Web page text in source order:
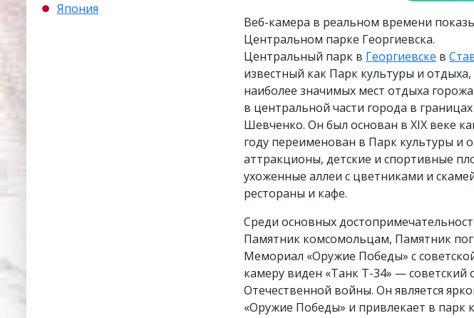
Япония
Веб-камера в реальном времени
Центральном парке Георгиевска.
Центральный парк в Георгиевске в
известный как Парк культуры и
наиболее значимых мест отдыха
в центральной части города в
Шевченко. Он был основан в XIX веке
году переименован в Парк культуры и
аттракционы, детские и спортивные
ухоженные аллеи с цветниками и
рестораны и кафе.
Среди основных
Памятник комсомольцам, Памятник
Мемориал «Оружие Победы» с
камеру виден «Танк Т-34» — советский
Отечественной войны. Он является
«Оружие Победы» и привлекает в парк